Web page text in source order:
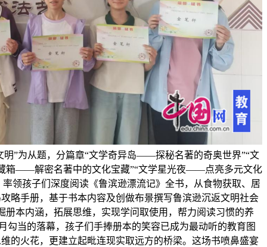
明”为从题，分篇章“文学奇异岛——探秘名著的奇奥世界”“文
箱——解密名著中的文化宝藏”“文学星光夜——点亮多元文化
领孩子们深度阅读《鲁滨逊漂流记》全书，从食物获取、居
略手册，基于书本内容及创做布景撰写鲁滨逊沉返文明社会
本内涵，拓展思维，实现学问取使用，帮力阅读习惯的养
勾当的落幕，孩子们手捧册本的笑容已成为最动听的教育图
的火花，更建立起毗连现实取远方的桥梁。这场书喷鼻盛宴